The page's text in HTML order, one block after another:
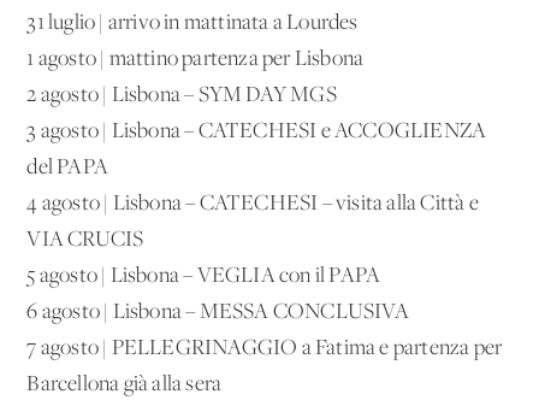
31 luglio | arrivo in mattinata a Lourdes
1 agosto | mattino partenza per Lisbona
2 agosto | Lisbona – SYM DAY MGS
3 agosto | Lisbona – CATECHESI e ACCOGLIENZA
del PAPA
4 agosto | Lisbona – CATECHESI – visita alla Città e
VIA CRUCIS
5 agosto | Lisbona – VEGLIA con il PAPA
6 agosto | Lisbona – MESSA CONCLUSIVA
7 agosto | PELLEGRINAGGIO a Fatima e partenza per
Barcellona già alla sera